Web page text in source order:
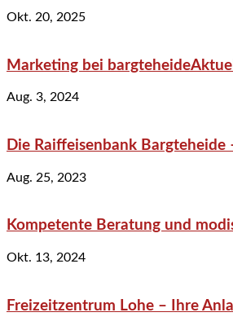
Okt. 20, 2025
Marketing bei
Aug. 3, 2024
Die Raiffeisenbank
Aug. 25, 2023
Kompetente Beratung und
Okt. 13, 2024
Freizeitzentrum Lohe – Ihre